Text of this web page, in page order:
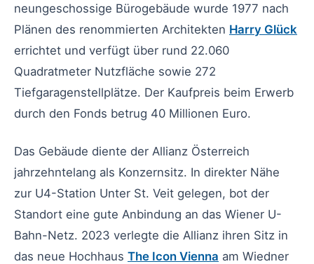
neungeschossige Bürogebäude wurde 1977 nach
Plänen des renommierten Architekten Harry Glück
errichtet und verfügt über rund 22.060
Quadratmeter Nutzfläche sowie 272
Tiefgaragenstellplätze. Der Kaufpreis beim Erwerb
durch den Fonds betrug 40 Millionen Euro.
Das Gebäude diente der Allianz Österreich
jahrzehntelang als Konzernsitz. In direkter Nähe
zur U4-Station Unter St. Veit gelegen, bot der
Standort eine gute Anbindung an das Wiener U-
Bahn-Netz. 2023 verlegte die Allianz ihren Sitz in
das neue Hochhaus The Icon Vienna am Wiedner